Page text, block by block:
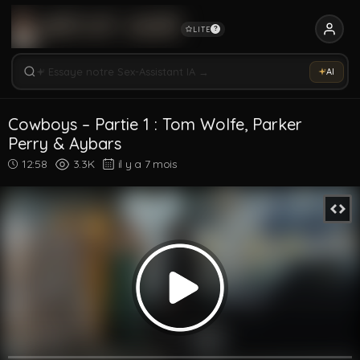
LITE ?
Rechercher vidéos, modèles, tags...
Essaye notre Sex-Assistant IA →
AI
Cowboys – Partie 1 : Tom Wolfe, Parker
Perry & Aybars
12:58 3.3K il y a 7 mois